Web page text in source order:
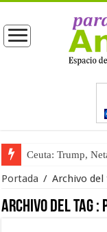
Ceuta: Trump,
Portada / Archivo del
Archivo del tag :